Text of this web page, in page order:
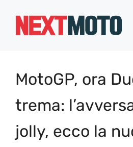
MotoGP, ora
trema:
jolly, ecco la